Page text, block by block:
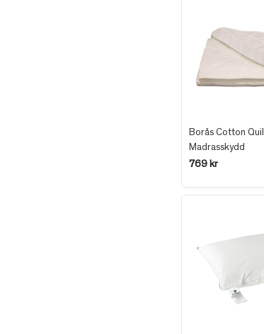
Borås Cotton
Madrasskydd
769 kr